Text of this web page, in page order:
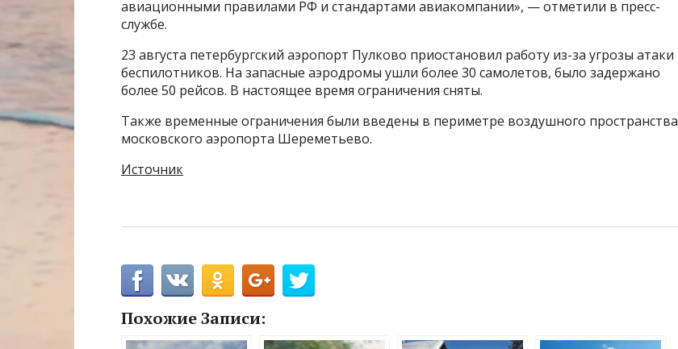
авиационными правилами РФ и стандартами авиакомпании», — отметили в пресс-
службе.
23 августа петербургский аэропорт Пулково приостановил работу из-за угрозы атаки
беспилотников. На запасные аэродромы ушли более 30 самолетов, было задержано
более 50 рейсов. В настоящее время ограничения сняты.
Также временные ограничения были введены в периметре воздушного пространства
московского аэропорта Шереметьево.
Источник
Похожие Записи: